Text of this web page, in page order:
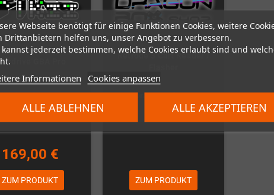
Webseite benötigt für einige Funktionen Cookies, weitere
Drittanbietern helfen uns, unser Angebot zu verbessern.
kannst jederzeit bestimmen, welche Cookies erlaubt sind und
Informationen Cookies anpassen
ALLE ABLEHNEN ALLE AKZEPTIEREN
GBA Pro
Nicht auf Lager
169,00 €
ZUM PRODUKT
Retrode 3 Cart Reader /
Vorauss. auf Lager
Vorbestellung!
ZUM PRODUKT